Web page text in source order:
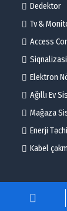
Dedektor
Tv &
Access
Elektron
Ağıllı Ev
Mağaza
Enerji
Kabel